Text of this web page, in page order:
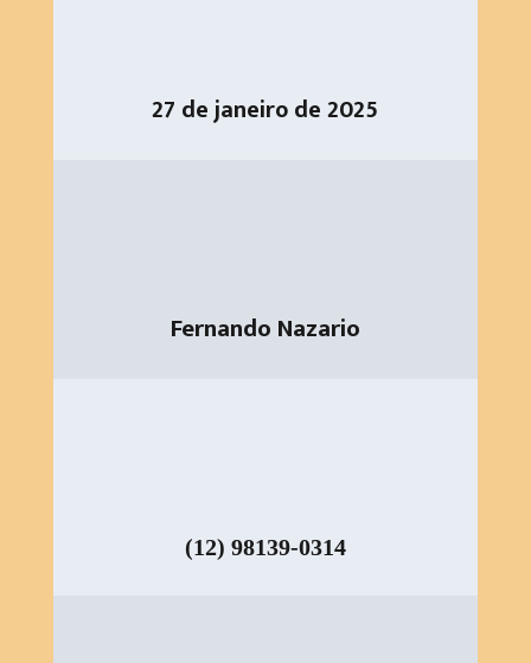
27 de janeiro de 2025
Fernando Nazario
(12) 98139-0314